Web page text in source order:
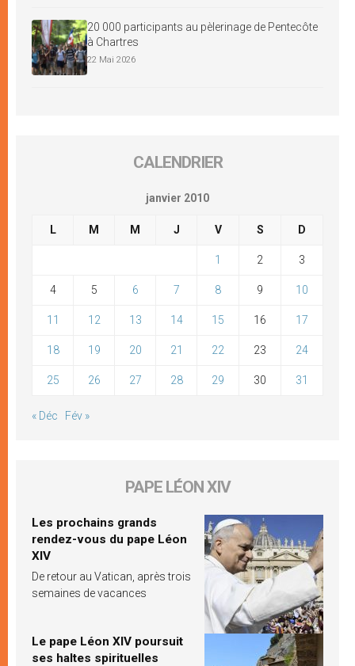
20 000 participants au pèlerinage de Pentecôte
à Chartres
22 Mai 2026
CALENDRIER
janvier 2010
L M M J V S D
1 2 3
4 5 6 7 8 9 10
11 12 13 14 15 16 17
18 19 20 21 22 23 24
25 26 27 28 29 30 31
« Déc Fév »
PAPE LÉON XIV
Les prochains grands
rendez-vous du pape Léon
XIV
De retour au Vatican, après trois
semaines de vacances
Le pape Léon XIV poursuit
ses haltes spirituelles